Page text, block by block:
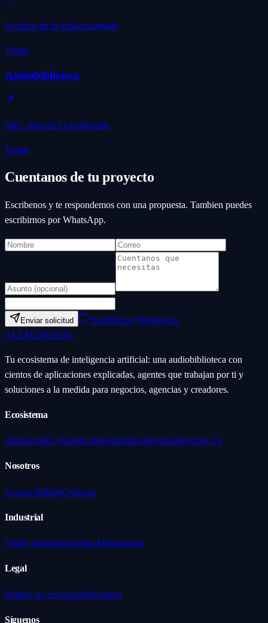
Lecturas de la onda encantada
Visitar
Audiobiblioteca
500+ apps de IA explicadas
Visitar
Cuentanos de tu proyecto
Escribenos y te respondemos con una propuesta. Tambien puedes
escribirnos por WhatsApp.
Enviar solicitud
Escribir por WhatsApp
ALTAI DIGITAL
Tu ecosistema de inteligencia artificial: una audiobiblioteca con
cientos de aplicaciones explicadas, agentes que trabajan por ti y
soluciones a la medida para negocios, agencias y creadores.
Ecosistema
Aplicaciones (Apps)CategoríasSubcategoríasServicios IA
Nosotros
Acerca deBlogContacto
Industrial
Visión generalConsolas Motorizadas
Legal
Política de ServiciosPrivacidad
Síguenos